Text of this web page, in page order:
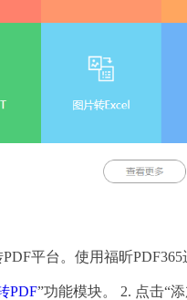
平台。使用福昕
PDF”功能模块。 2. 点击“